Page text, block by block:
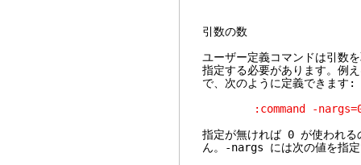
引数の数
ユーザー定義コマンドは引数
指定する必要があります。
で、次のように定義できます:
:command -nargs=0
指定が無ければ 0 が使われ
ん。-nargs には次の値を指